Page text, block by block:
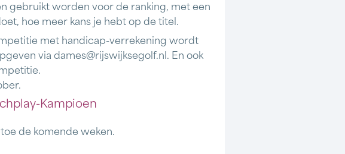
gebruikt worden voor de ranking, met een
hoe meer kans je hebt op de titel.
met handicap-verrekening wordt
via dames@rijswijksegolf.nl. En ook
Kampioen
de komende weken.